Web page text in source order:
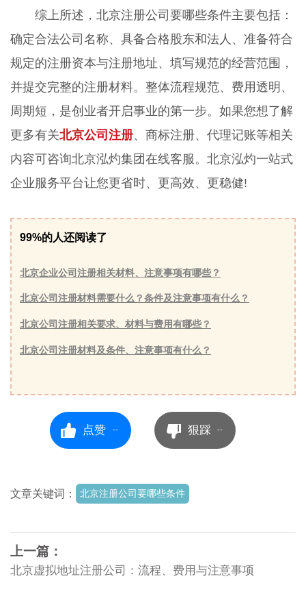
综上所述，北京注册公司要哪些条件主要包括：
确定合法公司名称、具备合格股东和法人、准备符合
规定的注册资本与注册地址、填写规范的经营范围，
并提交完整的注册材料。整体流程规范、费用透明、
周期短，是创业者开启事业的第一步。如果您想了解
更多有关北京公司注册、商标注册、代理记账等相关
内容可咨询北京泓灼集团在线客服。北京泓灼一站式
企业服务平台让您更省时、更高效、更稳健!
99%的人还阅读了
北京企业公司注册相关材料、注意事项有哪些？
北京公司注册材料需要什么？条件及注意事项有什么？
北京公司注册相关要求、材料与费用有哪些？
北京公司注册材料及条件、注意事项有什么？
点赞 -- 狠踩 --
文章关键词： 北京注册公司要哪些条件
上一篇：
北京虚拟地址注册公司：流程、费用与注意事项